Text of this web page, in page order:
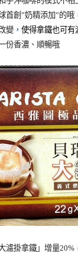
首創”奶精添加”的哦
變 ， 使得拿鐵也可有
份香濃、順暢哦
濾掛拿鐵」增量20%